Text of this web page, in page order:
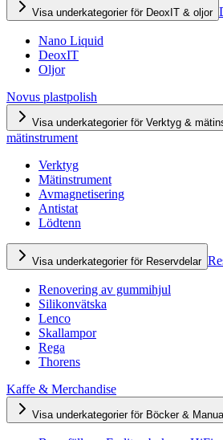
Visa underkategorier för DeoxIT & oljor
Nano Liquid
DeoxIT
Oljor
Novus plastpolish
Visa underkategorier för Verktyg &
mätinstrument
Verktyg
Mätinstrument
Avmagnetisering
Antistat
Lödtenn
Visa underkategorier för Reservdelar
Renovering av gummihjul
Silikonvätska
Lenco
Skallampor
Rega
Thorens
Kaffe & Merchandise
Visa underkategorier för Böcker &